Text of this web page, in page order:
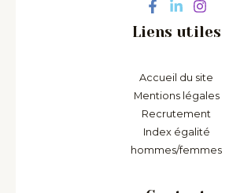
Liens utiles
Accueil du site
Mentions légales
Recrutement
Index égalité
hommes/femmes